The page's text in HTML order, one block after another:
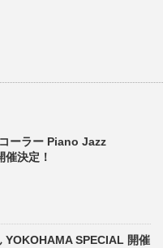
ーラー Piano Jazz
決定！
YOKOHAMA SPECIAL 開催